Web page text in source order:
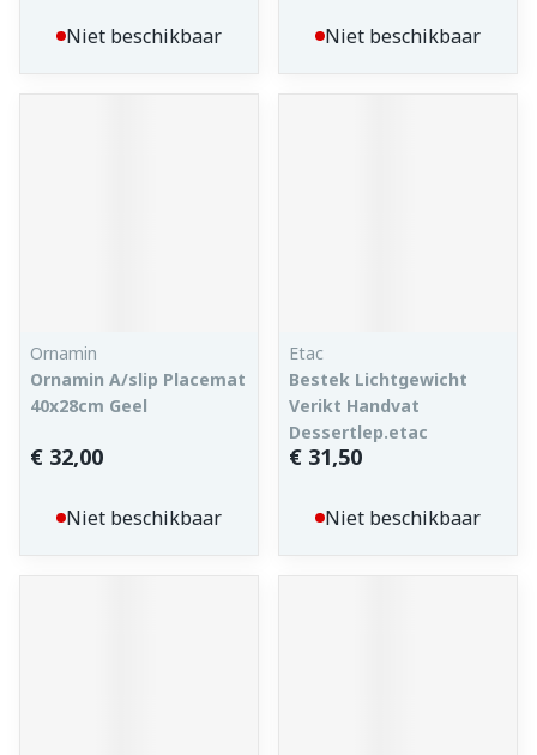
Niet beschikbaar Niet beschikbaar
Ornamin
Ornamin A/slip Placemat
40x28cm Geel
€ 32,00
Niet beschikbaar
Etac
Bestek Lichtgewicht
Verikt Handvat
Dessertlep.etac
€ 31,50
Niet beschikbaar